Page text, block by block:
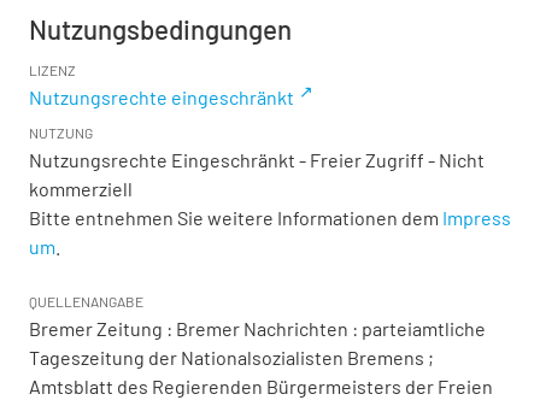
Nutzungsbedingungen
LIZENZ
Nutzungsrechte eingeschränkt
NUTZUNG
Nutzungsrechte Eingeschränkt - Freier Zugriff - Nicht
kommerziell
Bitte entnehmen Sie weitere Informationen dem Impress
um
QUELLENANGABE
Bremer Zeitung : Bremer Nachrichten : parteiamtliche
Tageszeitung der Nationalsozialisten Bremens ;
Amtsblatt des Regierenden Bürgermeisters der Freien